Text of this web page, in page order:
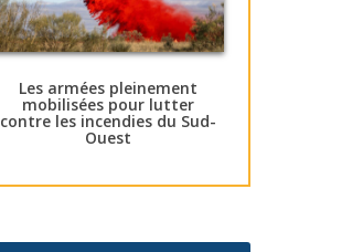
Les armées pleinement
mobilisées pour lutter
contre les incendies du Sud-
Ouest